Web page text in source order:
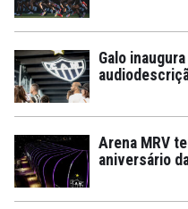
Galo
Arena MRV
aniversário